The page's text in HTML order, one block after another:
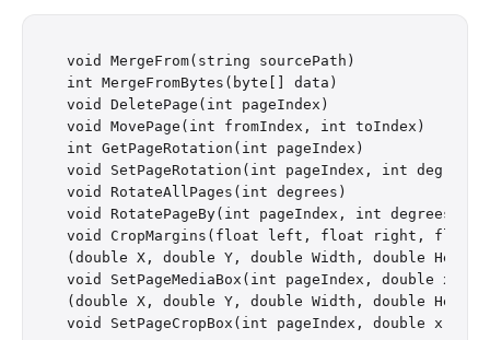
void MergeFrom(string sourcePath)
int MergeFromBytes(byte[] data)
void DeletePage(int pageIndex)
void MovePage(int fromIndex, int toIndex)
int GetPageRotation(int pageIndex)
void SetPageRotation(int pageIndex, int degrees)
void RotateAllPages(int degrees)
void RotatePageBy(int pageIndex, int degrees)
void CropMargins(float left, float right, float
(double X, double Y, double Width, double
void SetPageMediaBox(int pageIndex, double x,
(double X, double Y, double Width, double